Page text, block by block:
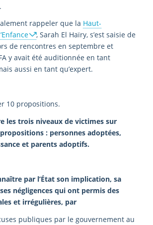
rappeler que la Haut-
, Sarah El Haïry, s’est saisie de
de rencontres en septembre et
y avait été auditionnée en tant
aussi en tant qu’expert.
10 propositions.
trois niveaux de victimes sur
propositions : personnes adoptées,
et parents adoptifs.
par l’État son implication, sa
négligences qui ont permis des
et irrégulières, par
publiques par le gouvernement au